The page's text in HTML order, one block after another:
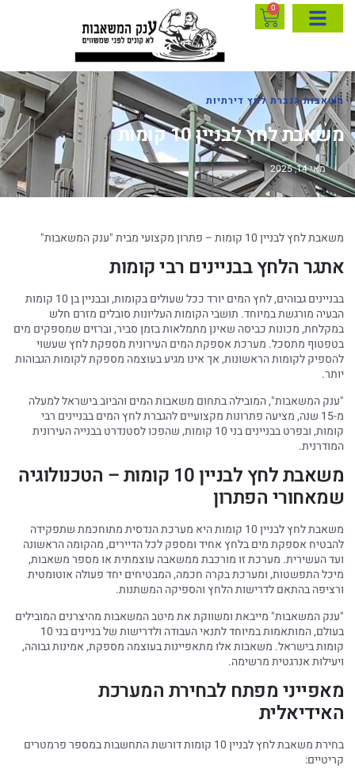
0
משאבות הגברת לחץ דירתיות
משאבת לחץ לבניין 10 קומות
מאי 14, 2025
משאבת לחץ לבניין 10 קומות – פתרון מקצועי מבית "ענק המשאבות"
אתגר הלחץ בבניינים רבי קומות
בבניינים גבוהים, לחץ המים יורד ככל שעולים בקומות, ובבניין בן 10 קומות
הבעיה מורגשת במיוחד. תושבי הקומות העליונות סובלים מזרם חלש
במקלחת, מכונות כביסה שאינן מתמלאות בזמן סביר, וברזים שמספקים מים
בטפטוף מתסכל. מערכת אספקת המים העירונית מספקת לחץ שעשוי
להספיק לקומות הראשונות, אך אינו מגיע בעוצמה מספקת לקומות הגבוהות
יותר.
"ענק המשאבות", המובילה בתחום משאבות המים והביוב בישראל למעלה
מ-15 שנה, מציעה פתרונות מקצועיים להגברת לחץ המים בבניינים רבי
קומות, ובפרט בבניינים בני 10 קומות, שהפכו לסטנדרט בבנייה העירונית
המודרנית.
משאבת לחץ לבניין 10 קומות – הטכנולוגיה
שמאחורי הפתרון
משאבת לחץ לבניין 10 קומות היא מערכת הנדסית מתוחכמת שתפקידה
להבטיח אספקת מים בלחץ אחיד ומספק לכל הדיירים, מהקומה הראשונה
ועד העשירית. מערכת זו מורכבת ממשאבה עוצמתית או מספר משאבות,
מיכל התפשטות, ומערכת בקרה חכמה, המבטיחים יחד פעולה אוטומטית
ורציפה בהתאם לדרישות הלחץ והספיקה המשתנות.
"ענק המשאבות" מייבאת ומשווקת את מיטב המשאבות מהיצרנים המובילים
בעולם, המותאמות במיוחד לתנאי העבודה ולדרישות של בניינים בני 10
קומות בישראל. משאבות אלו מתאפיינות בעוצמה מספקת, אמינות גבוהה,
ויעילות אנרגטית מרשימה.
מאפייני מפתח לבחירת המערכת
האידיאלית
בחירת משאבת לחץ לבניין 10 קומות דורשת התחשבות במספר פרמטרים
קריטיים: